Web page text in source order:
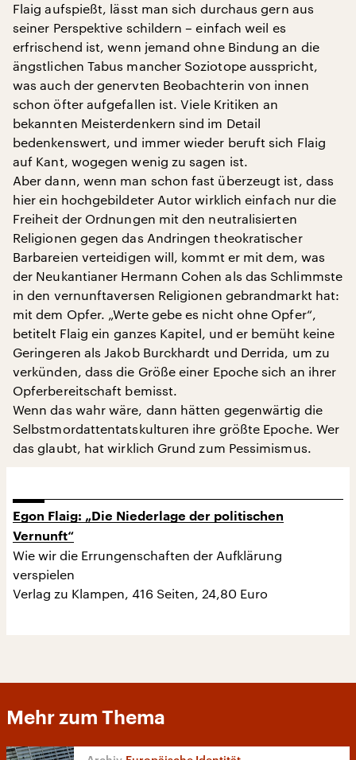
Flaig aufspießt, lässt man sich durchaus gern aus
seiner Perspektive schildern – einfach weil es
erfrischend ist, wenn jemand ohne Bindung an die
ängstlichen Tabus mancher Soziotope ausspricht,
was auch der genervten Beobachterin von innen
schon öfter aufgefallen ist. Viele Kritiken an
bekannten Meisterdenkern sind im Detail
bedenkenswert, und immer wieder beruft sich Flaig
auf Kant, wogegen wenig zu sagen ist.
Aber dann, wenn man schon fast überzeugt ist, dass
hier ein hochgebildeter Autor wirklich einfach nur die
Freiheit der Ordnungen mit den neutralisierten
Religionen gegen das Andringen theokratischer
Barbareien verteidigen will, kommt er mit dem, was
der Neukantianer Hermann Cohen als das Schlimmste
in den vernunftaversen Religionen gebrandmarkt hat:
mit dem Opfer. „Werte gebe es nicht ohne Opfer“,
betitelt Flaig ein ganzes Kapitel, und er bemüht keine
Geringeren als Jakob Burckhardt und Derrida, um zu
verkünden, dass die Größe einer Epoche sich an ihrer
Opferbereitschaft bemisst.
Wenn das wahr wäre, dann hätten gegenwärtig die
Selbstmordattentatskulturen ihre größte Epoche. Wer
das glaubt, hat wirklich Grund zum Pessimismus.
Egon Flaig: „Die Niederlage der politischen
Vernunft“
Wie wir die Errungenschaften der Aufklärung
verspielen
Verlag zu Klampen, 416 Seiten, 24,80 Euro
Mehr zum Thema